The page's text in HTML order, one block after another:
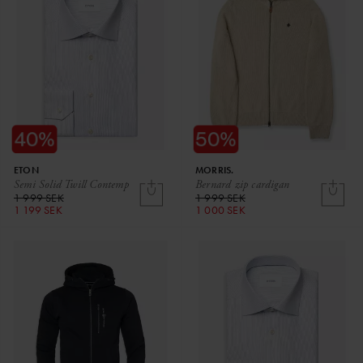
Semi Solid Twill Contemp
ETON
1 999 SEK
1 199 SEK
Bernard zip cardigan
MORRIS.
1 999 SEK
1 000 SEK